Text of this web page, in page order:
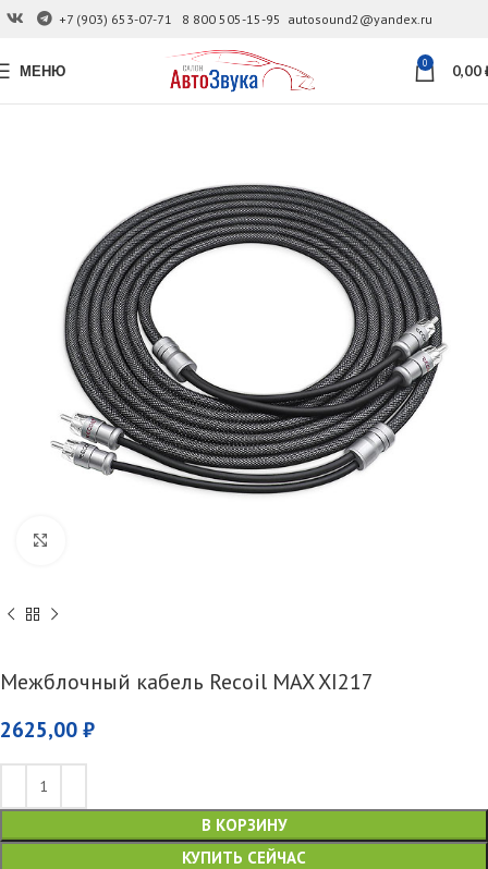
+7 (903) 653-07-71 8 800 505-15-95 autosound2@yandex.ru
МЕНЮ 0 0,00
Межблочный кабель Recoil MAX XI217
2625,00 ₽
В КОРЗИНУ
КУПИТЬ СЕЙЧАС